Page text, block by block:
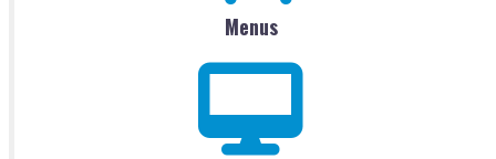
Menus